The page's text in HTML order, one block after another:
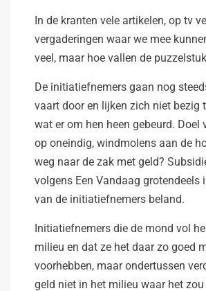
In de kranten vele artikelen, op tv
vergaderingen waar we mee
veel, maar hoe vallen de
De initiatiefnemers gaan nog
vaart door en lijken zich niet bezig
wat er om hen heen gebeurd. Doel
op oneindig, windmolens aan de
weg naar de zak met geld?
volgens Een Vandaag grotendeels
van de initiatiefnemers beland.
Initiatiefnemers die de mond vol
milieu en dat ze het daar zo goed
voorhebben, maar ondertussen
geld niet in het milieu waar het